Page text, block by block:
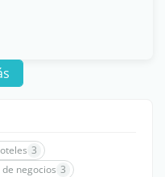
3
negocios 3